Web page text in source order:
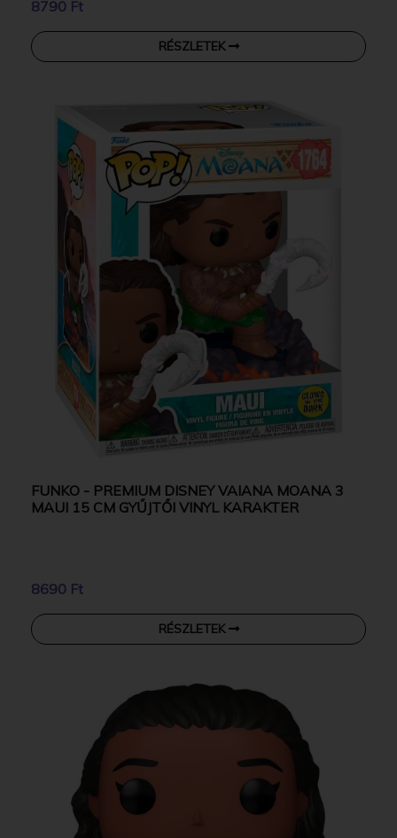
8790 Ft
RÉSZLETEK
FUNKO - PREMIUM DISNEY VAIANA MOANA 3
MAUI 15 CM GYŰJTŐI VINYL KARAKTER
8690 Ft
RÉSZLETEK